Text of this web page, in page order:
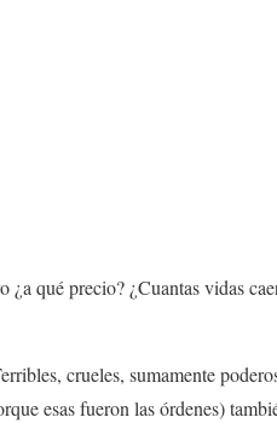
qué precio? ¿Cuantas vidas
crueles, sumamente
esas fueron las órdenes)